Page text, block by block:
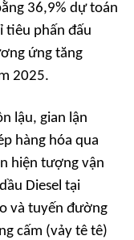
36,9% dự toán
tiêu phấn đấu
ứng tăng
2025.
lậu, gian lận
hàng hóa qua
hiện tượng vận
Diesel tại
và tuyến đường
cấm (vảy tê tê)